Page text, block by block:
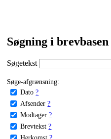
Søgning i brevbasen
Søgetekst
Søge-afgrænsning:
Dato ?
Afsender ?
Modtager ?
Brevtekst ?